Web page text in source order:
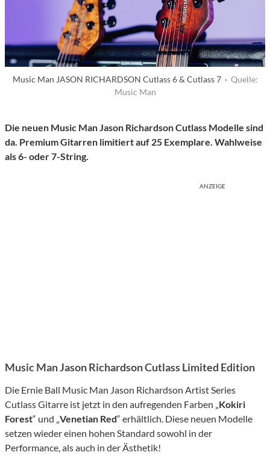
Music Man JASON RICHARDSON Cutlass 6 & Cutlass 7 · Quelle:
Music Man
Die neuen Music Man Jason Richardson Cutlass Modelle sind
da. Premium Gitarren limitiert auf 25 Exemplare. Wahlweise
als 6- oder 7-String.
ANZEIGE
Music Man Jason Richardson Cutlass Limited Edition
Die Ernie Ball Music Man Jason Richardson Artist Series
Cutlass Gitarre ist jetzt in den aufregenden Farben „Kokiri
Forest“ und „Venetian Red“ erhältlich. Diese neuen Modelle
setzen wieder einen hohen Standard sowohl in der
Performance, als auch in der Ästhetik!